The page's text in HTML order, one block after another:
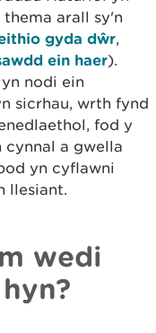
arall sy'n
gyda dŵr,
ein haer).
nodi ein
sicrhau, wrth fynd
fod y
cynnal a gwella
yn cyflawni
llesiant.
wedi